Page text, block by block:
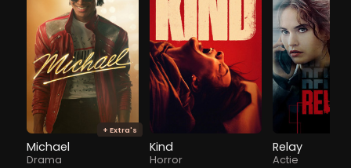
+ Extra's
Michael
Drama
Kind
Horror
Relay
Actie